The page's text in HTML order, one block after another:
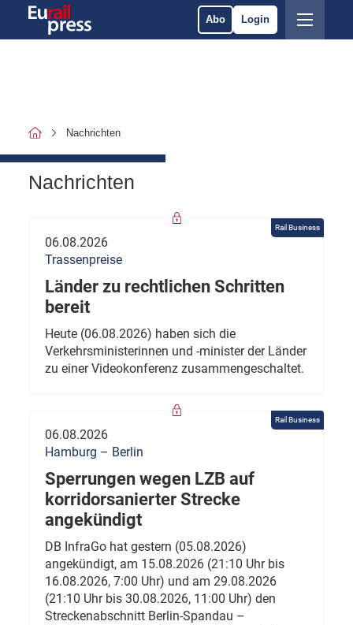
Abo Login
Nachrichten
Nachrichten
Rail Business
06.08.2026
Trassenpreise
Länder zu rechtlichen Schritten
bereit
Heute (06.08.2026) haben sich die
Verkehrsministerinnen und -minister der Länder
zu einer Videokonferenz zusammengeschaltet.
Rail Business
06.08.2026
Hamburg – Berlin
Sperrungen wegen LZB auf
korridorsanierter Strecke
angekündigt
DB InfraGo hat gestern (05.08.2026)
angekündigt, am 15.08.2026 (21:10 Uhr bis
16.08.2026, 7:00 Uhr) und am 29.08.2026
(21:10 Uhr bis 30.08.2026, 11:00 Uhr) den
Streckenabschnitt Berlin-Spandau –